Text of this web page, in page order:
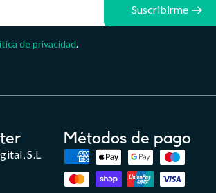
Suscribirme
de privacidad.
S.L
Métodos de pago